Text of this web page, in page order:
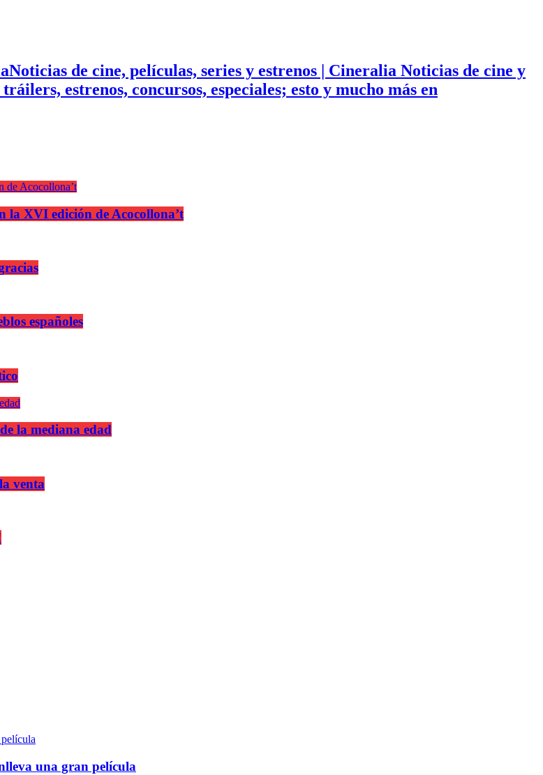
Noticias de cine, películas, series y estrenos | Cineralia Noticias de cine y
estrenos, concursos, especiales; esto y mucho más en
la XVI edición de Acocollona’t
españoles
la mediana edad
venta
una gran película